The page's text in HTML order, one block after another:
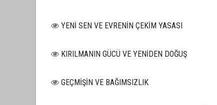
YENİ SEN VE EVRENİN ÇEKİM YASASI
KIRILMANIN GÜCÜ VE YENİDEN DOĞUŞ
GEÇMİŞİN VE BAĞIMSIZLIK